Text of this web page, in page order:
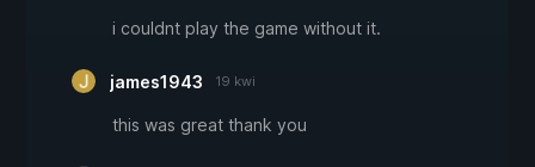
i couldnt play the game without it.
james1943 19 kwi
this was great thank you